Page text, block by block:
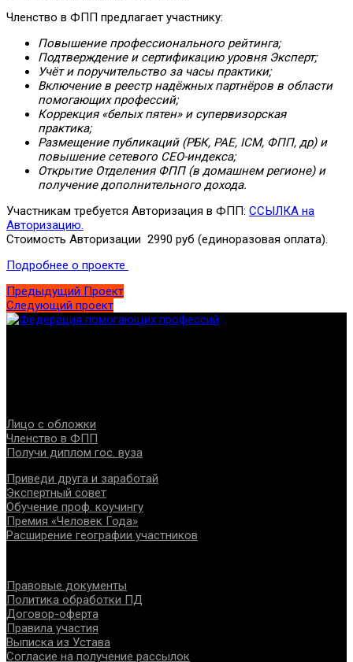
Членство в ФПП предлагает участнику:
Повышение профессионального рейтинга;
Подтверждение и сертификацию уровня Эксперт;
Учёт и поручительство за часы практики;
Включение в реестр надёжных партнёров в области
помогающих профессий;
Коррекция «белых пятен» и супервизорская
практика;
Размещение публикаций (РБК, РАЕ, ICM, ФПП, др) и
повышение сетевого СЕО-индекса;
Открытие Отделения ФПП (в домашнем регионе) и
получение дополнительного дохода.
Участникам требуется Авторизация в ФПП: ССЫЛКА на
Авторизацию.
Стоимость Авторизации 2990 руб (единоразовая оплата).
Подробнее о проекте
Предыдущий Проект
Следующий проект
Лицо с обложки
Членство в ФПП
Получи диплом гос. вуза
Приведи друга и заработай
Экспертный совет
Обучение проф. коучингу
Премия «Человек Года»
Расширение географии участников
Правовые документы
Политика обработки ПД
Договор-оферта
Правила участия
Выписка из Устава
Согласие на получение рассылок